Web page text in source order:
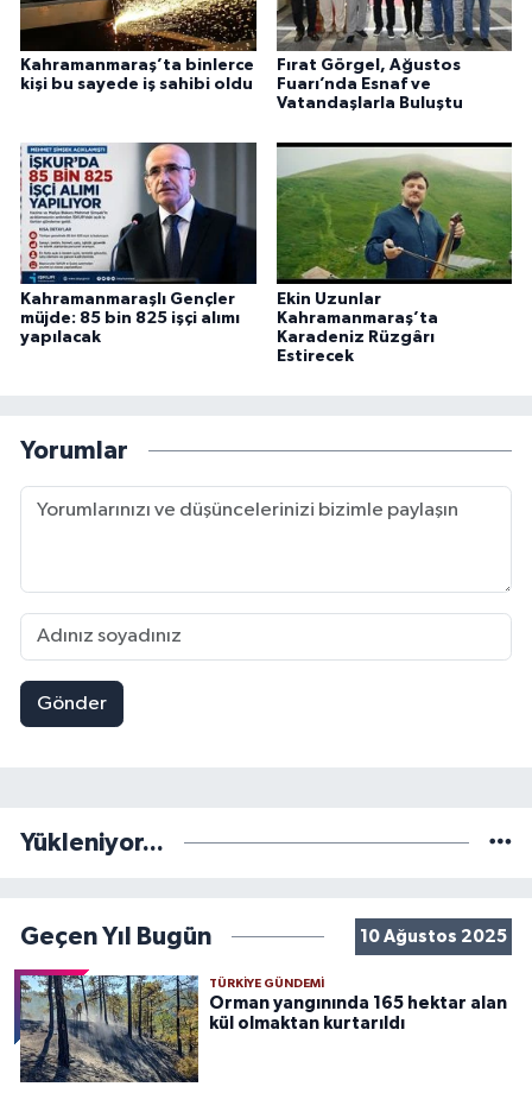
Kahramanmaraş’ta binlerce
kişi bu sayede iş sahibi oldu
Fırat Görgel, Ağustos
Fuarı’nda Esnaf ve
Vatandaşlarla Buluştu
Kahramanmaraşlı Gençler
müjde: 85 bin 825 işçi alımı
yapılacak
Ekin Uzunlar
Kahramanmaraş’ta
Karadeniz Rüzgârı
Estirecek
Yorumlar
Gönder
Yükleniyor...
Geçen Yıl Bugün 10 Ağustos 2025
TÜRKIYE GÜNDEMI
Orman yangınında 165 hektar alan
kül olmaktan kurtarıldı